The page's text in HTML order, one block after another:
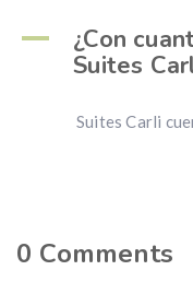
A
¿Con
Suites
Suites Carli
0 Comments